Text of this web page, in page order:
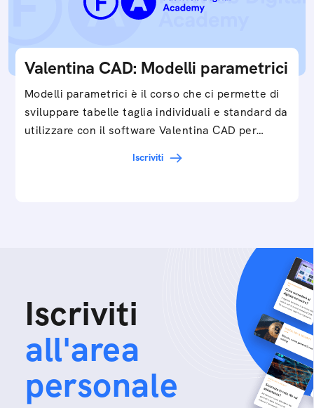
Valentina CAD: Modelli parametrici
Modelli parametrici è il corso che ci permette di
sviluppare tabelle taglia individuali e standard da
utilizzare con il software Valentina CAD per…
Iscriviti
Iscriviti
all'area
personale